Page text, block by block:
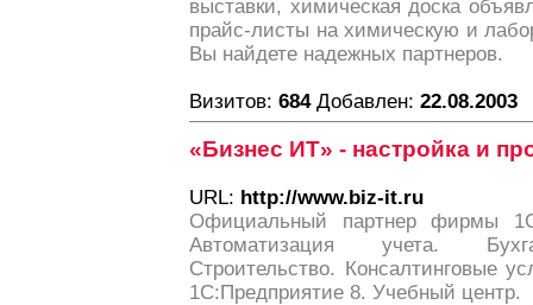
выставки, химическая доска
прайс-листы на химическую и
Вы найдете надежных партнеров.
Визитов: 684Добавлен: 22.08.2003
«Бизнес ИТ» - настройка и
URL: http://www.biz-it.ru
Официальный партнер фирмы
Автоматизация учета.
Строительство. Консалтинговые
1С:Предприятие 8. Учебный центр.